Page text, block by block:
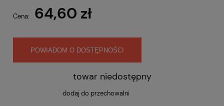
Cena: 64,60 zł
POWIADOM O DOSTĘPNOŚCI
towar niedostępny
dodaj do przechowalni